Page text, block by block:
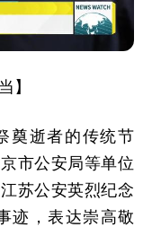
】
奠逝者的传统节
市公安局等单位
苏公安英烈纪念
迹，表达崇高敬